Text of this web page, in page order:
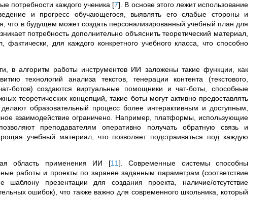
потребности каждого ученика [7] . В основе этого лежит использование
и прогресс обучающегося, выявлять его слабые стороны и
что в будущем может создать персонализированный учебный план для
потребность дополнительно объяснить теоретический материал,
для каждого конкретного учебного класса, что способно
в алгоритм работы инструментов ИИ заложены такие функции, как
технологий анализа текстов, генерации контента (текстового,
ботов) создаются виртуальные помощники и чат-боты, способные
теоретических концепций, такие боты могут активно предоставлять
образовательный процесс более интерактивным и доступным,
взаимодействие ограничено. Например, платформы, использующие
преподавателям оперативно получать обратную связь и
учебный материал, что позволяет подстраиваться под каждую
область применения ИИ [11] . Современные системы способны
работы и проекты по заранее заданным параметрам (соответствие
шаблону презентации для создания проекта, наличие/отсутствие
ошибок), что также важно для современного школьника, который